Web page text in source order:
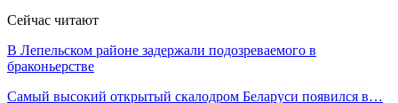
Сейчас читают
В Лепельском районе задержали подозреваемого в
браконьерстве
Самый высокий открытый скалодром Беларуси появился в…